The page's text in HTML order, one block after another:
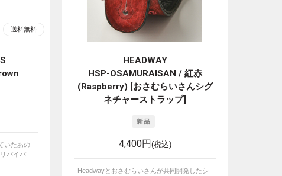
いたあの
バイバ...
HEADWAY
HSP-OSAMURAISAN / 紅赤
(Raspberry) [おさむらいさんシグ
ネチャーストラップ]
4,400円(税込)
Headwayとおさむらいさんが共同開発したシ